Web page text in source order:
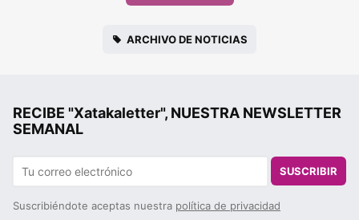
ARCHIVO DE NOTICIAS
RECIBE "Xatakaletter", NUESTRA NEWSLETTER
SEMANAL
SUSCRIBIR
Suscribiéndote aceptas nuestra política de privacidad